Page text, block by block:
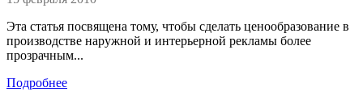
Эта статья посвящена тому, чтобы сделать ценообразование в
производстве наружной и интерьерной рекламы более
прозрачным...
Подробнее